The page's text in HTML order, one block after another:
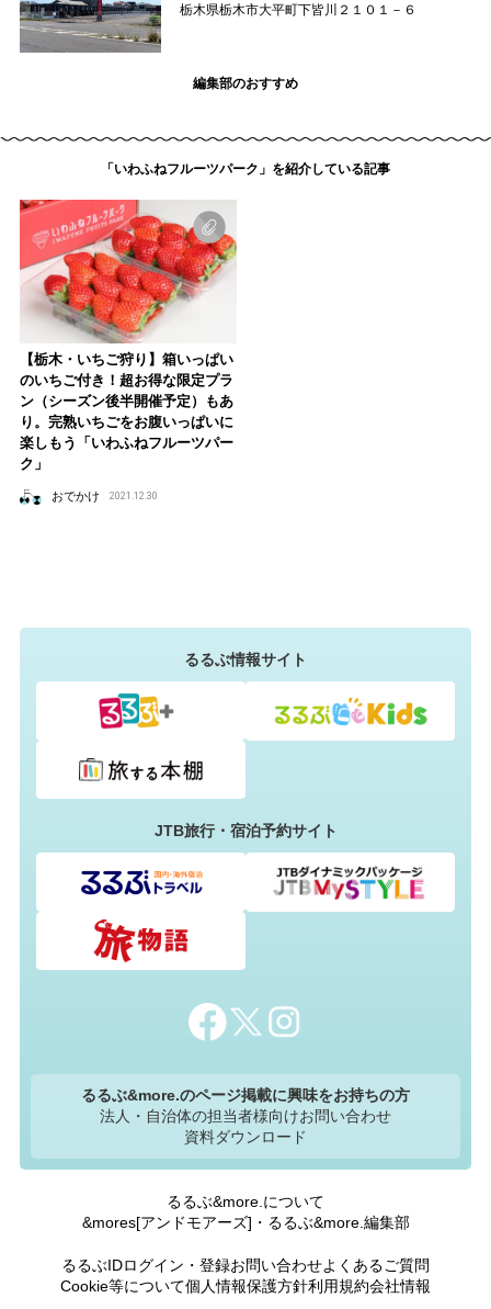
栃木県栃木市大平町下皆川２１０１－６
編集部のおすすめ
「いわふねフルーツパーク」を紹介している記事
【栃木・いちご狩り】箱いっぱい
のいちご付き！超お得な限定プラ
ン（シーズン後半開催予定）もあ
り。完熟いちごをお腹いっぱいに
楽しもう「いわふねフルーツパー
ク」
おでかけ 2021.12.30
るるぶ情報サイト
JTB旅行・宿泊予約サイト
るるぶ&more.のページ掲載に興味をお持ちの方
法人・自治体の担当者様向けお問い合わせ
資料ダウンロード
るるぶ&more.について
&mores[アンドモアーズ]・るるぶ&more.編集部
るるぶIDログイン・登録お問い合わせよくあるご質問
Cookie等について個人情報保護方針利用規約会社情報